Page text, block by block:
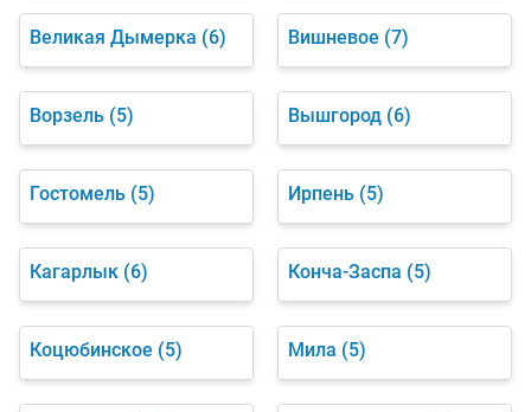
Великая Дымерка (6) Вишневое (7)
Ворзель (5) Вышгород (6)
Гостомель (5) Ирпень (5)
Кагарлык (6) Конча-Заспа (5)
Коцюбинское (5) Мила (5)